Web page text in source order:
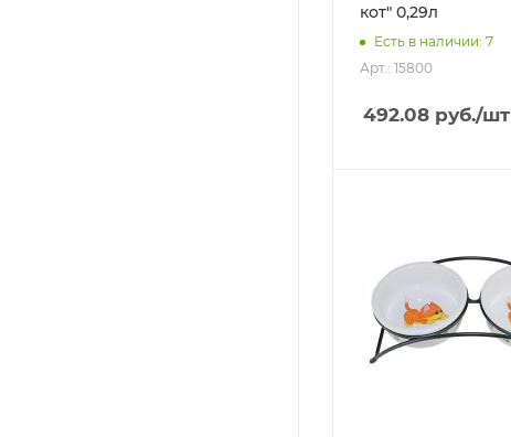
кот" 0,29л
Есть в наличии: 7
Арт.: 15800
492.08 руб./шт